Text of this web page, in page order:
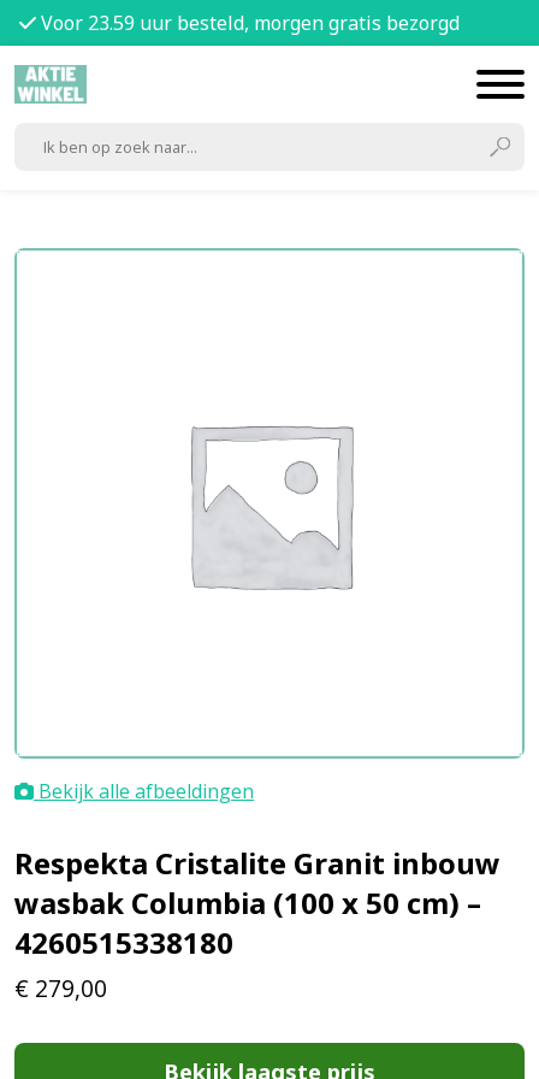
Voor 23.59 uur besteld, morgen gratis bezorgd
Bekijk alle afbeeldingen
Respekta Cristalite Granit inbouw
wasbak Columbia (100 x 50 cm) –
4260515338180
€ 279,00
Bekijk laagste prijs